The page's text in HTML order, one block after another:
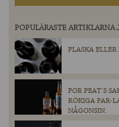
POPULÄRASTE ARTIKLARNA
FLASKA
FOR PEAT´S
RÖKIGA PAR-
NÅGONSIN.